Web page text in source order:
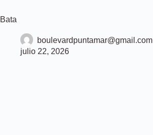
contenido
Bata
boulevardpuntamar@gmail.com
julio 22, 2026